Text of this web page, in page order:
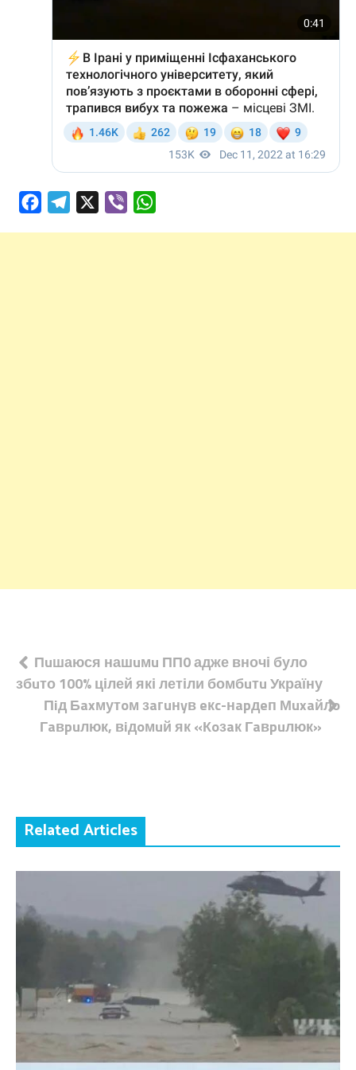
FacebookTelegram Viber
Навігація
записів
Пuшаюся нашuмu ПП0 адже вночі було
збuто 100% цілей які летіли бомбuтu Україну
Пiд Бaxмутoм зaгuнyв eкc-нapдeп Мuxaйлo
Гaвpuлюк, вiдoмuй як «Кoзaк Гaвpuлюк»
Related Articles